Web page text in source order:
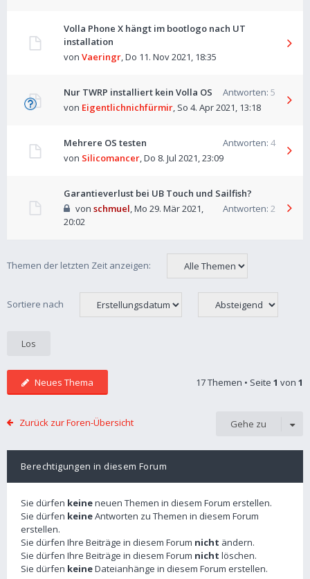
Volla Phone X hängt im bootlogo nach UT
installation
von Vaeringr,Do 11. Nov 2021, 18:35
Nur TWRP installiert kein Volla OS Antworten: 5
von Eigentlichnichfürmir, So 4. Apr 2021, 13:18
Mehrere OS testen Antworten: 4
von Silicomancer,Do 8. Jul 2021, 23:09
Garantieverlust bei UB Touch und Sailfish?
Antworten: 2
von schmuel,Mo 29. Mär 2021,
20:02
Themen der letzten Zeit anzeigen:
Sortiere nach
Neues Thema 17 Themen • Seite 1 von 1
Zurück zur Foren-Übersicht Gehe zu
Berechtigungen in diesem Forum
Sie dürfen keineneuen Themen in diesem Forum erstellen.
Sie dürfen keineAntworten zu Themen in diesem Forum
erstellen.
Sie dürfen Ihre Beiträge in diesem Forum nicht ändern.
Sie dürfen Ihre Beiträge in diesem Forum nicht löschen.
Sie dürfen keineDateianhänge in diesem Forum erstellen.